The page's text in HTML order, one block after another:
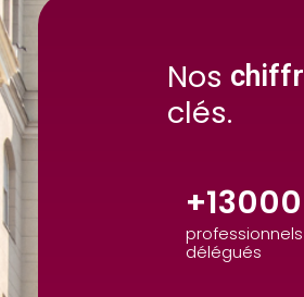
Nos chiffr
clés.
professionnels
délégués
+13000